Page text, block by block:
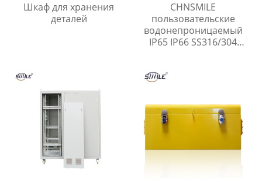
Шкаф для хранения
деталей
CHNSMILE
пользовательские
водонепроницаемый
IP65 IP66 SS316/304
электрические шкафы